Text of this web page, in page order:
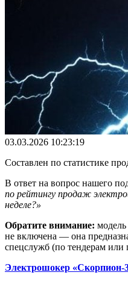
03.03.2026 10:23:19
Составлен по статистике
В ответ на вопрос нашего
по рейтингу продаж
неделе?»
Обратите внимание: модель
не включена — она
спецслужб (по тендерам или
Электрошокер «Скорпион-